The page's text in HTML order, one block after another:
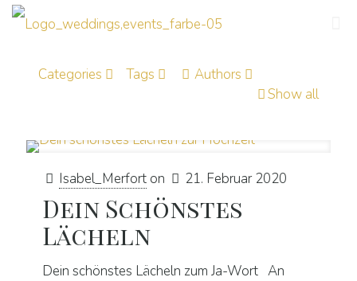
Categories Tags
Authors
Show all
Isabel_Merfort on 21. Februar 2020
Dein Schönstes
Lächeln
Dein schönstes Lächeln zum Ja-Wort An